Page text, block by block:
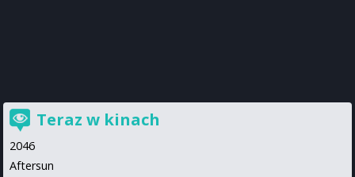
Teraz w kinach
2046
Aftersun